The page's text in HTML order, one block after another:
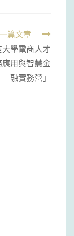
篇文章
學電商人才
用與智慧金
融實務營」